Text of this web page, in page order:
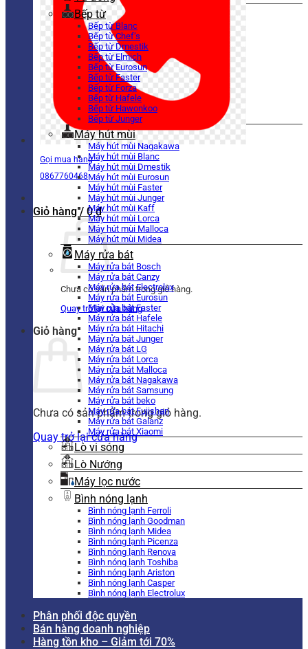
Gọi mua hàng
0867760468
Giỏ hàng / 0₫
Chưa có sản phẩm trong giỏ hàng.
Quay trở lại cửa hàng
Giỏ hàng
Chưa có sản phẩm trong giỏ hàng.
Quay trở lại cửa hàng
Bếp từ
Bếp từ Blanc
Bếp từ Chef’s
Bếp từ Dmestik
Bếp từ Elmich
Bếp từ Eurosun
Bếp từ Faster
Bếp từ Forza
Bếp từ Hafele
Bếp từ Hawonkoo
Bếp từ Junger
Máy hút mùi
Máy hút mùi Nagakawa
Máy hút mùi Blanc
Máy hút mùi Dmestik
Máy hút mùi Eurosun
Máy hút mùi Faster
Máy hút mùi Junger
Máy hút mùi Kaff
Máy hút mùi Lorca
Máy hút mùi Malloca
Máy hút mùi Midea
Máy rửa bát
Máy rửa bát Bosch
Máy rửa bát Canzy
Máy rửa bát Electrolux
Máy rửa bát Eurosun
Máy rửa bát Faster
Máy rửa bát Hafele
Máy rửa bát Hitachi
Máy rửa bát Junger
Máy rửa bát LG
Máy rửa bát Lorca
Máy rửa bát Malloca
Máy rửa bát Nagakawa
Máy rửa bát Samsung
Máy rửa bát beko
Máy rửa bát Fujishan
Máy rửa bát Galanz
Máy rửa bát Xiaomi
Lò vi sóng
Lò Nướng
Máy lọc nước
Bình nóng lạnh
Bình nóng lạnh Ferroli
Bình nóng lạnh Goodman
Bình nóng lạnh Midea
Bình nóng lạnh Picenza
Bình nóng lạnh Renova
Bình nóng lạnh Toshiba
Bình nóng lạnh Ariston
Bình nóng lạnh Casper
Bình nóng lạnh Electrolux
Phân phối độc quyền
Bán hàng doanh nghiệp
Hàng tồn kho – Giảm tới 70%